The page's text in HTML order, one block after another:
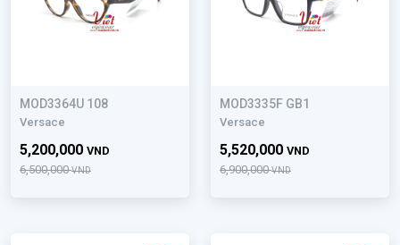
MOD3364U 108
Versace
6,500,000VND
5,200,000 VND
MOD3335F GB1
Versace
6,900,000VND
5,520,000 VND